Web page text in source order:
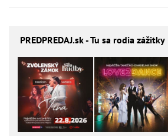
PREDPREDAJ.sk - Tu sa rodia zážitky